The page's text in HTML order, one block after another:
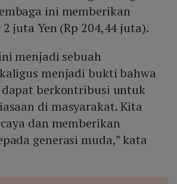
ini memberikan
juta Yen (Rp 204,44 juta).
menjadi sebuah
menjadi bukti bahwa
dapat berkontribusi untuk
di masyarakat. Kita
dan memberikan
generasi muda,” kata